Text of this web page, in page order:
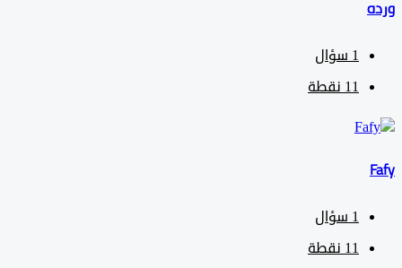
سؤال
نقطة
سؤال
نقطة